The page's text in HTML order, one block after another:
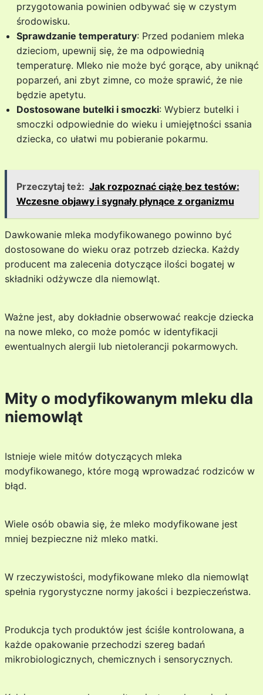
przygotowania powinien odbywać się w czystym
środowisku.
Sprawdzanie temperatury: Przed podaniem mleka
dzieciom, upewnij się, że ma odpowiednią
temperaturę. Mleko nie może być gorące, aby uniknąć
poparzeń, ani zbyt zimne, co może sprawić, że nie
będzie apetytu.
Dostosowane butelki i smoczki: Wybierz butelki i
smoczki odpowiednie do wieku i umiejętności ssania
dziecka, co ułatwi mu pobieranie pokarmu.
Przeczytaj też: Jak rozpoznać ciążę bez testów:
Wczesne objawy i sygnały płynące z organizmu
Dawkowanie mleka modyfikowanego powinno być
dostosowane do wieku oraz potrzeb dziecka. Każdy
producent ma zalecenia dotyczące ilości bogatej w
składniki odżywcze dla niemowląt.
Ważne jest, aby dokładnie obserwować reakcje dziecka
na nowe mleko, co może pomóc w identyfikacji
ewentualnych alergii lub nietolerancji pokarmowych.
Mity o modyfikowanym mleku dla
niemowląt
Istnieje wiele mitów dotyczących mleka
modyfikowanego, które mogą wprowadzać rodziców w
błąd.
Wiele osób obawia się, że mleko modyfikowane jest
mniej bezpieczne niż mleko matki.
W rzeczywistości, modyfikowane mleko dla niemowląt
spełnia rygorystyczne normy jakości i bezpieczeństwa.
Produkcja tych produktów jest ściśle kontrolowana, a
każde opakowanie przechodzi szereg badań
mikrobiologicznych, chemicznych i sensorycznych.